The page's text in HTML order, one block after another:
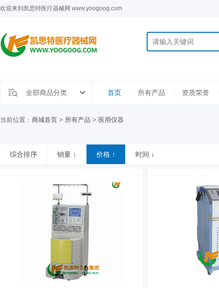
欢迎来到凯思特医疗器械网 www.yoogoog.com
全部商品分类 首页 所有产品 资质荣誉
当前位置： 商城首页 > 所有产品 > 医用仪器
综合排序 销量 ↓ 价格 ↑ 时间 ↓